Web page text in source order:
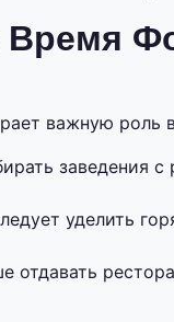
важную роль
заведения
уделить
отдавать